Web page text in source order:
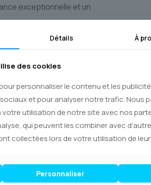
exceptionnelle et un
en lui et qui
Il convient parfaitement
sorties entre amis,
nonchalante et de
hommes qui ne passe
des créations uniques.
Commandez dès
histoire. Nous assurons
vous faire recevoir votre
Détails À
des cookies
personnaliser le contenu et les
et pour analyser notre trafic. Nous
utilisation de notre site avec nos
qui peuvent les combiner avec
collectées lors de votre utilisation de
Personnaliser